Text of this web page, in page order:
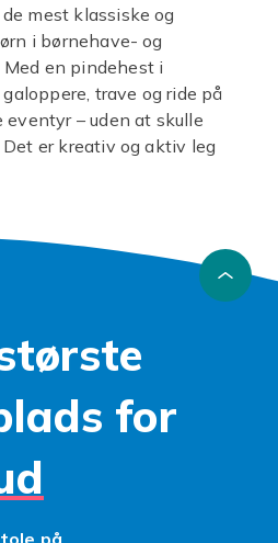
mest klassiske og
i børnehave- og
en pindehest i
trave og ride på
– uden at skulle
er kreativ og aktiv leg
med et trækæde på
men mere
der imiterer hestetrav.
undertil for nemmere
og Finland – er
i
og longering med
samme måde som i rigtig
for
på